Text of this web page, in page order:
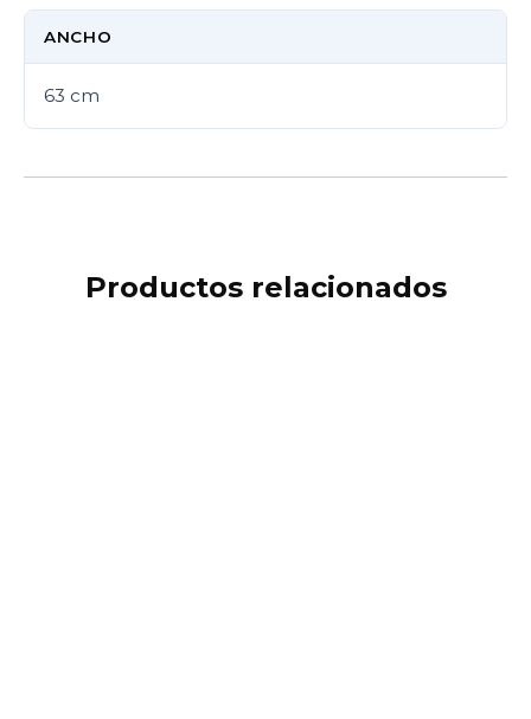
ANCHO
63 cm
Productos relacionados